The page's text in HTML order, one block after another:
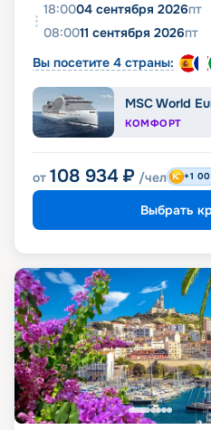
18:0004 сентября 2026пт
08:0011 сентября 2026пт
Вы посетите 4 страны:
MSC World
КОМФОРТ
от 108 934 ₽ /чел +1
Выбрать